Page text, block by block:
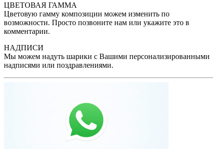
ЦВЕТОВАЯ ГАММА
Цветовую гамму композиции можем изменить по
возможности. Просто позвоните нам или укажите это в
комментарии.
НАДПИСИ
Мы можем надуть шарики с Вашими персонализированными
надписями или поздравлениями.